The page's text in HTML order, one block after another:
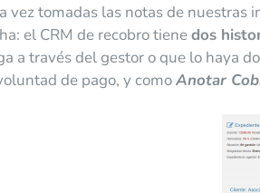
vez tomadas las notas de nuestras
el CRM de recobro tienedos
a través del gestor o que lo haya
de pago, y comoAnotar